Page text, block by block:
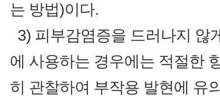
는 방법)이다.
3) 피부감염증을 드러나지 않
에 사용하는 경우에는 적절한
히 관찰하여 부작용 발현에 유